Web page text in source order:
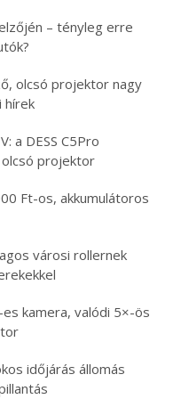
– tényleg erre
olcsó projektor nagy
hírek
a DESS C5Pro
projektor
Ft-os, akkumulátoros
városi rollernek
kamera, valódi 5×-ös
időjárás állomás